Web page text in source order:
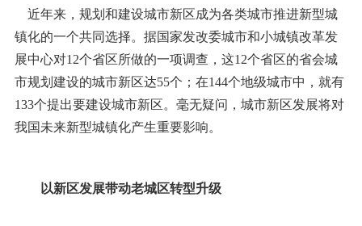
学生 访客 招聘 校友 教职工
近年来，规划和建设城市新区成为各类城市推进新型城
镇化的一个共同选择。据国家发改委城市和小城镇改革发
展中心对12个省区所做的一项调查，这12个省区的省会城
市规划建设的城市新区达55个；在144个地级城市中，就有
133个提出要建设城市新区。毫无疑问，城市新区发展将对
我国未来新型城镇化产生重要影响。
以新区发展带动老城区转型升级